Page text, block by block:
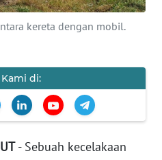
kereta dengan mobil.
di:
- Sebuah kecelakaan